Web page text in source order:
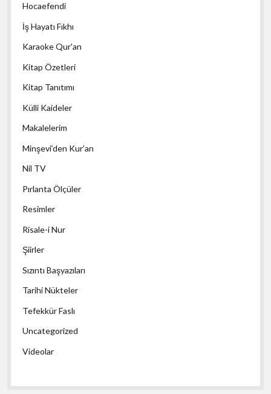
Hocaefendi
İş Hayatı Fıkhı
Karaoke Qur'an
Kitap Özetleri
Kitap Tanıtımı
Külli Kaideler
Makalelerim
Minşevi’den Kur’an
Nil TV
Pırlanta Ölçüler
Resimler
Risale-i Nur
Şiirler
Sızıntı Başyazıları
Tarihi Nükteler
Tefekkür Faslı
Uncategorized
Videolar